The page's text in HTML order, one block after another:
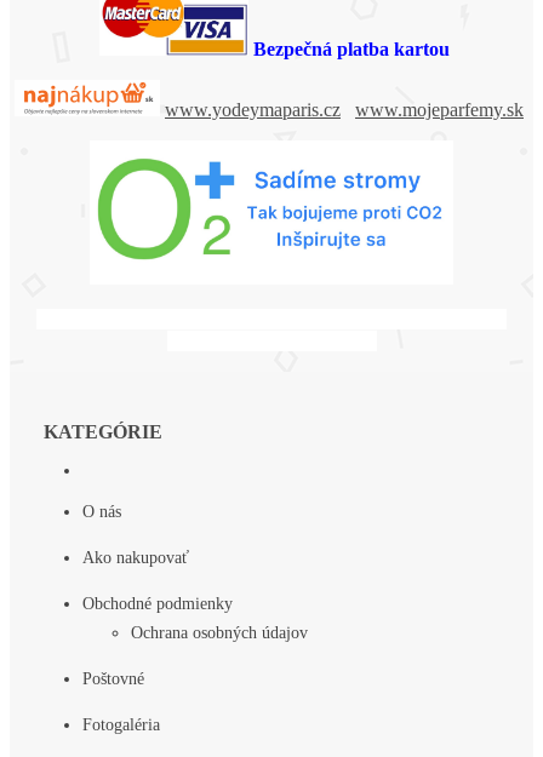
Bezpečná platba kartou
www.yodeymaparis.cz www.mojeparfemy.sk
KATEGÓRIE
O nás
Ako nakupovať
Obchodné podmienky
Ochrana osobných údajov
Poštovné
Fotogaléria